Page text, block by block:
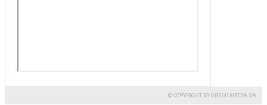
© COPYRIGHT BY GREMI MEDIA SA